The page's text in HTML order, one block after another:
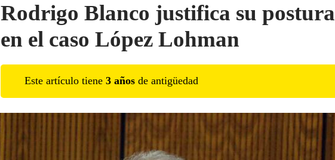
Rodrigo Blanco justifica su postura
en el caso López Lohman
Este artículo tiene 3 años de antigüedad